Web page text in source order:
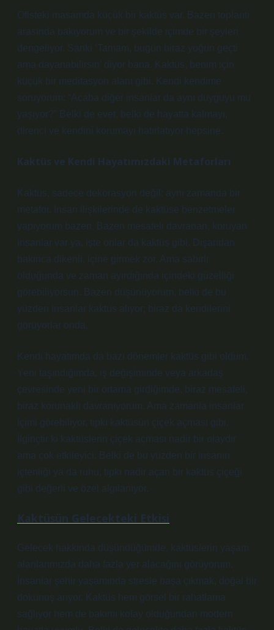
Ofisteki masamda küçük bir kaktüs var. Bazen toplantı
arasında bakıyorum ve bir şekilde içimde bir şeyleri
dengeliyor. Sanki ‘Tamam, bugün biraz yoğun geçti
ama dayanabilirsin’ diyor bana. Kaktüs, benim için
küçük bir meditasyon alanı gibi. Kendi kendime
soruyorum: “Acaba diğer insanlar da aynı duyguyu mu
yaşıyor?” Belki de evet, belki de hayatta kalmayı,
direnci ve kendini korumayı hatırlatıyor hepsine.
Kaktüs ve Kendi Hayatımızdaki Metaforları
Kaktüs, sadece dekorasyon değil; aynı zamanda bir
metafor. İnsan ilişkilerinde de kaktüse benzetmeler
yapıyorum bazen. Bazen mesafeli davranan, koruyan
insanlar var ya, işte onlar da kaktüs gibi. Dışarıdan
bakınca dikenli, içine girmek zor. Ama sabırlı
olduğunda ve zaman ayırdığında içindeki güzelliği
görebiliyorsun. Bazen düşünüyorum, belki de bu
yüzden insanlar kaktüs alıyor; biraz da kendilerini
görüyorlar onda.
Kendi hayatımda da bazı dönemler kaktüs gibi oldum.
Yeni taşındığımda, iş değişiminde veya arkadaş
çevresinde yeni bir ortama girdiğimde, biraz mesafeli,
biraz korunaklı davranıyorum. Ama zamanla insanlar
içimi görebiliyor, tıpkı kaktüsün çiçek açması gibi.
İlginçtir ki kaktüslerin çiçek açması nadir bir olaydır
ama çok etkileyici. Belki de bu yüzden bir insanın
içtenliği ya da ruhu, tıpkı nadir açan bir kaktüs çiçeği
gibi değerli ve özel algılanıyor.
Kaktüsün Gelecekteki Etkisi
Gelecek hakkında düşündüğümde, kaktüslerin yaşam
alanlarımızda daha fazla yer alacağını görüyorum.
İnsanlar şehir yaşamında stresle başa çıkmak, doğal bir
dokunuş arıyor. Kaktüs hem görsel bir rahatlama
sağlıyor hem de bakımı kolay olduğundan modern